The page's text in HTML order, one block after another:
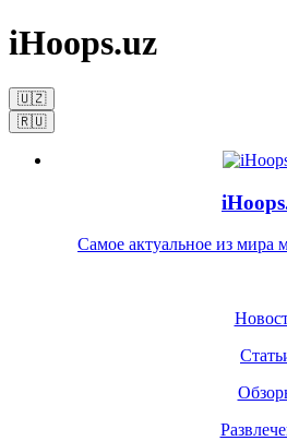
iHoops.uz
🇺🇿
🇷🇺
Самое актуальное из мира